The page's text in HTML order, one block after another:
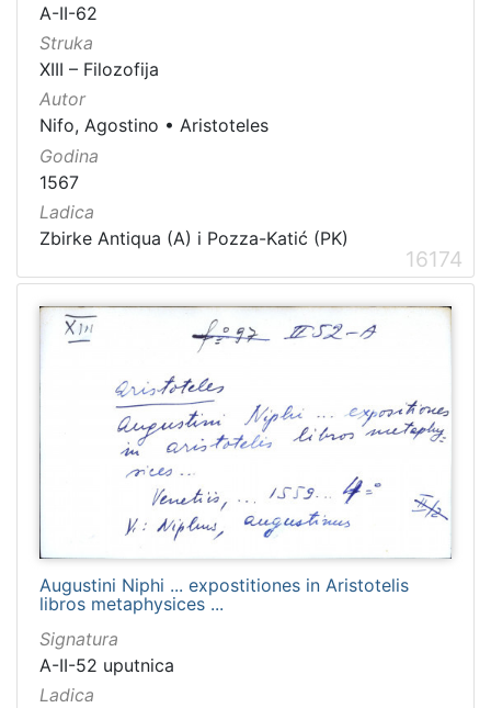
A-II-62
Struka
XIII – Filozofija
Autor
Nifo, Agostino • Aristoteles
Godina
1567
Ladica
Zbirke Antiqua (A) i Pozza-Katić (PK)
16174
Augustini Niphi ... expostitiones in Aristotelis
libros metaphysices ...
Signatura
A-II-52 uputnica
Ladica